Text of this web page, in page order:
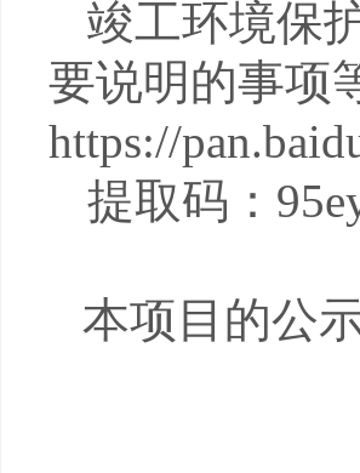
竣工环境保
要说明的事项
https://
提取码：
本项目的公